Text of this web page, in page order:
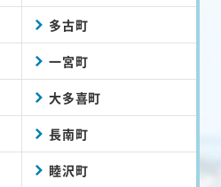
多古町
一宮町
大多喜町
長南町
睦沢町